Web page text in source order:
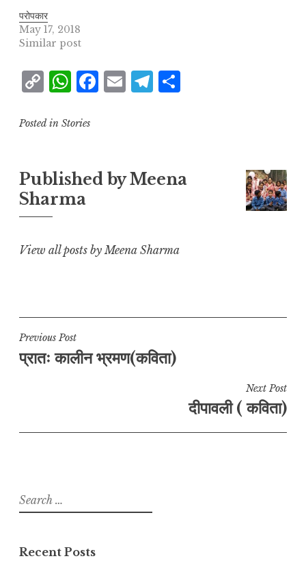
परोपकार
May 17, 2018
Similar post
C
p
L
i
n
W
at
A
p
p
F
b
o
E
T
r
a
e
Posted in Stories
Published byMeena
Sharma
View all posts by Meena Sharma
Post
navigation
Previous Post
प्रातः कालीन भ्रमण(कविता)
Next Post
दीपावली ( कविता)
Search
for:
Recent Posts